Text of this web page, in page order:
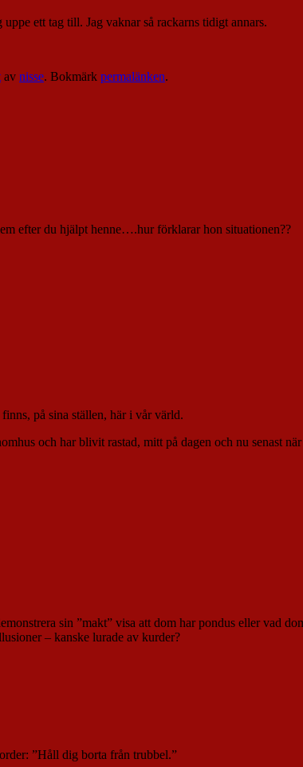
ett tag till. Jag vaknar så rackarns tidigt annars.
av nisse. Bokmärk permalänken.
efter du hjälpt henne….hur förklarar hon situationen??
på sina ställen, här i vår värld.
och har blivit rastad, mitt på dagen och nu senast
sin ”makt” visa att dom har pondus eller vad
– kanske lurade av kurder?
”Håll dig borta från trubbel.”